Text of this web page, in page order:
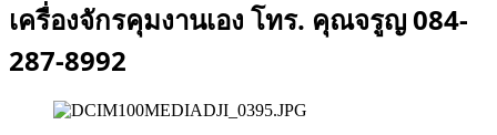
เครื่องจักรคุมงานเอง โทร. คุณจรูญ 084-
287-8992